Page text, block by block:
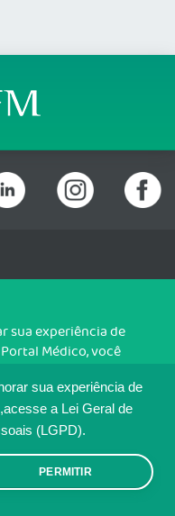
sua experiência de
a Lei Geral de
(LGPD).
PERMITIR
DF - CEP: 70200-760 -
DE
sua experiência de
Médico, você
isso é feito, acesse
clique em ACEITO.